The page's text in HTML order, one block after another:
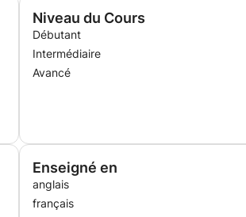
Niveau du Cours
Débutant
Intermédiaire
Avancé
Enseigné en
anglais
français